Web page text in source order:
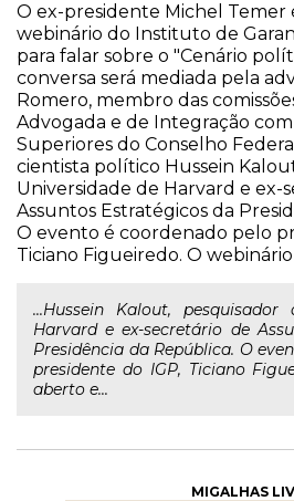
O ex-presidente Michel Temer
webinário do Instituto de
para falar sobre o "Cenário
conversa será mediada pela
Romero, membro das
Advogada e de Integração
Superiores do Conselho
cientista político Hussein
Universidade de Harvard e ex-
Assuntos Estratégicos da
O evento é coordenado pelo
Ticiano Figueiredo. O
...Hussein Kalout, pesquisador
Harvard e ex-secretário de
Presidência da República. O
presidente do IGP, Ticiano
aberto e...
MIGALHAS